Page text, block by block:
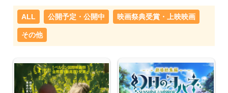
ALL 公開予定・公開中 映画祭典受賞・上映映画
その他